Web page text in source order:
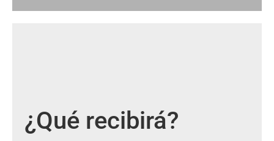
¿Qué recibirá?